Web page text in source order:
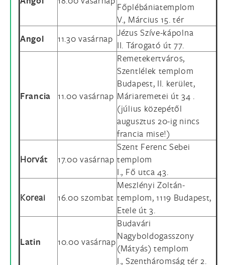
Főplébániatemplom
V., Március 15. tér
Angol
11.30 vasárnap
Jézus Szíve-kápolna
II. Tárogató út 77.
Francia 11.00 vasárnap
Remetekertváros,
Szentlélek templom
Budapest, II. kerület,
Máriaremetei út 34 .
(július közepétől
augusztus 20-ig nincs
francia mise!)
Horvát 17.00 vasárnap
Szent Ferenc Sebei
templom
I., Fő utca 43.
Koreai 16.00 szombat
Meszlényi Zoltán-
templom, 1119 Budapest,
Etele út 3.
Latin 10.00 vasárnap
Budavári
Nagyboldogasszony
(Mátyás) templom
I., Szentháromság tér 2.